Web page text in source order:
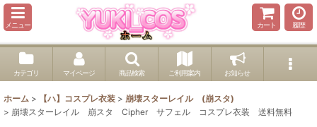
メニュー カート 履歴
カテゴリ マイページ 商品検索 ご利用案内 お知らせ
ホーム > 【ハ】コスプレ衣装 > 崩壊スターレイル (崩スタ)
> 崩壊スターレイル 崩スタ Cipher サフェル コスプレ衣装 送料無料